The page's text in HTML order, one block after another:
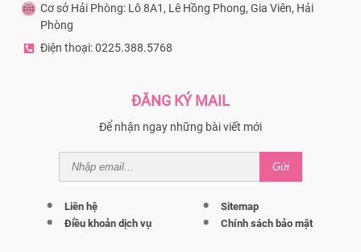
Cơ sở Hải Phòng: Lô 8A1, Lê Hồng Phong, Gia Viên, Hải
Phòng
Điện thoại: 0225.388.5768
ĐĂNG KÝ MAIL
Để nhận ngay những bài viết mới
Gửi
Liên hệ
Sitemap
Điều khoản dịch vụ
Chính sách bảo mật